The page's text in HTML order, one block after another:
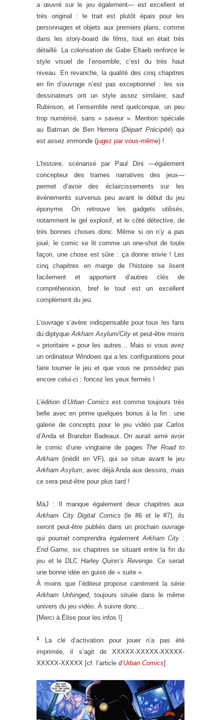
a œuvré sur le jeu également— est excellent et
très original : le trait est plutôt épais pour les
personnages et objets aux premiers plans, comme
dans les story-board de films, tout en était très
détaillé. La colorisation de Gabe Eltaeb renforce le
style visuel de l’ensemble, c’est du très haut
niveau. En revanche, la qualité des cinq chapitres
en fin d’ouvrage n’est pas exceptionnel : les six
dessinateurs ont un style assez similaire, sauf
Rubinson, et l’ensemble rend quelconque, un peu
trop numérisé, sans « saveur ». Mention spéciale
au Batman de Ben Herrera (Départ Précipité) qui
est assez immonde (jugez par vous-même) !
L’histoire, scénarisé par Paul Dini —également
concepteur des trames narratives des jeux—
permet d’avoir des éclaircissements sur les
événements survenus peu avant le début du jeu
éponyme. On retrouve les gadgets utilisés,
notamment le gel explosif, et le côté détective, de
très bonnes choses donc. Même si on n’y a pas
joué, le comic se lit comme un one-shot de toute
façon, une chose est sûre : ça donne envie ! Les
cinq chapitres en marge de l’histoire se lisent
facilement et apportent d’autres clés de
compréhension, bref le tout est un excellent
complément du jeu.
L’ouvrage s’avère indispensable pour tous les fans
du diptyque Arkham Asylum/City et peut-être moins
« prioritaire » pour les autres… Mais si vous avez
un ordinateur Windows qui a les configurations pour
faire tourner le jeu et que vous ne possédez pas
encore celui-ci : foncez les yeux fermés !
L’édition d’Urban Comics est comme toujours très
belle avec en prime quelques bonus à la fin : une
galerie de concepts pour le jeu vidéo par Carlos
d’Anda et Brandon Badeaux. On aurait aimé avoir
le comic d’une vingtaine de pages The Road to
Arkham (inédit en VF), qui se situe avant le jeu
Arkham Asylum , avec déjà Anda aux dessins, mais
ce sera peut-être pour plus tard !
MàJ : Il manque également deux chapitres aux
Arkham City Digital Comics (le #6 et le #7), ils
seront peut-être publiés dans un prochain ouvrage
qui pourrait comprendra également Arkham City :
End Game , six chapitres se situant entre la fin du
jeu et le DLC Harley Quinn’s Revenge.
Ce serait
une bonne idée en guise de « suite ».
À moins que l’éditeur propose carrément la série
Arkham Unhinged, toujours située dans le même
univers du jeu vidéo. À suivre donc…
[Merci à Élise pour les infos !]
1
La clé d’activation pour jouer n’a pas été
imprimée, il s’agit de XXXXX-XXXXX-XXXXX-
XXXXX-XXXXX [cf. l’article d’Urban Comics].